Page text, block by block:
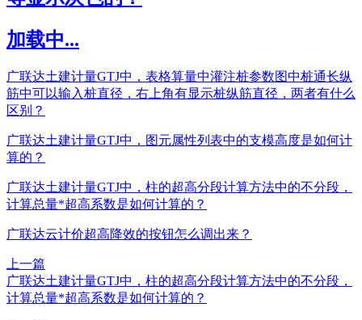
加载中...
广联达土建计量GTJ中，表格算量中灌注桩参数图中桩通长纵
筋中可以输入桩直径，右上角有显示桩纵筋直径，两者有什么
区别？
广联达土建计量GTJ中，图元属性列表中的支模高度是如何计
算的？
广联达土建计量GTJ中，柱的超高分段计算方法中的不分段，
计算总量*超高系数是如何计算的？
广联达云计价超高降效的按钮怎么调出来？
上一篇
广联达土建计量GTJ中，柱的超高分段计算方法中的不分段，
计算总量*超高系数是如何计算的？